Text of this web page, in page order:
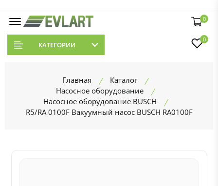
0
КАТЕГОРИИ
0
Главная
Каталог
Насосное оборудование
Насосное оборудование BUSCH
R5/RA 0100F Вакуумный насос BUSCH RA0100F